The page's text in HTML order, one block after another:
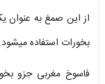
از این صمغ به عنوان
بخورات استفاده میشود.
فاسوخ مغربی جزو